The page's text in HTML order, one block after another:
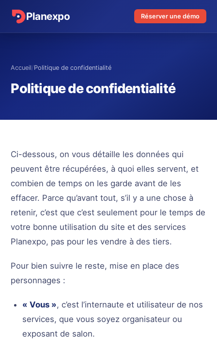
Planexpo Réserver une démo
Accueil/Politique de confidentialité
Politique de confidentialité
Ci-dessous, on vous détaille les données qui
peuvent être récupérées, à quoi elles servent, et
combien de temps on les garde avant de les
effacer. Parce qu’avant tout, s’il y a une chose à
retenir, c’est que c’est seulement pour le temps de
votre bonne utilisation du site et des services
Planexpo, pas pour les vendre à des tiers.
Pour bien suivre le reste, mise en place des
personnages :
« Vous », c’est l’internaute et utilisateur de nos
services, que vous soyez organisateur ou
exposant de salon.